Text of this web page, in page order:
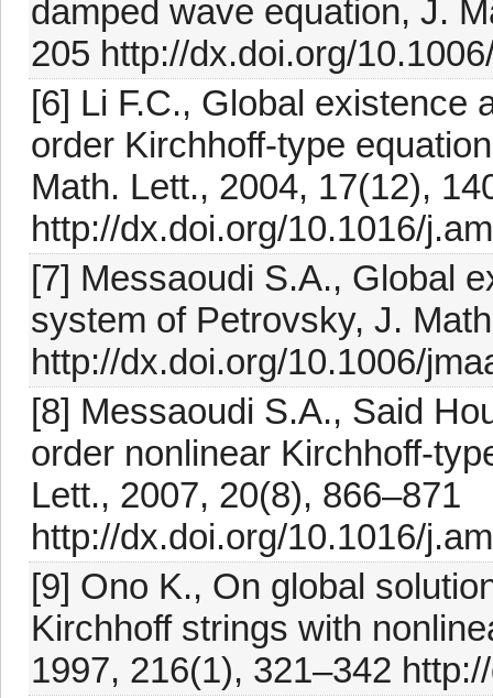
damped wave equation, J.
205 http://dx.doi.org/
[6] Li F.C., Global existence
order Kirchhoff-type
Math. Lett., 2004, 17(12),
http://dx.doi.org/10.1016/
[7] Messaoudi S.A., Global
system of Petrovsky, J.
http://dx.doi.org/10.1006/
[8] Messaoudi S.A., Said
order nonlinear Kirchhoff-
Lett., 2007, 20(8), 866–871
http://dx.doi.org/10.1016/
[9] Ono K., On global
Kirchhoff strings with
1997, 216(1), 321–342